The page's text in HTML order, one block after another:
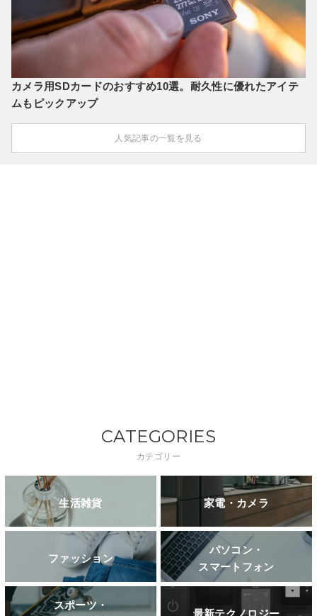
カメラ用SDカードのおすすめ10選。耐久性に優れたアイテ
ムもピックアップ
人気記事の一覧を見る
CATEGORIES
カテゴリー
生活雑貨 家電・カメラ
ファッション
パソコン・
スマートフォン
スポーツ・
最新テクノロジー